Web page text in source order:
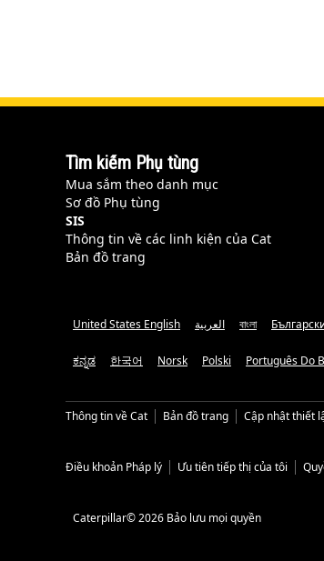
Tìm kiếm Phụ tùng
Mua sắm theo danh mục
Sơ đồ Phụ tùng
SIS
Thông tin về các linh kiện của Cat
Bản đồ trang
United States English العربية বাংলা
ಕನ್ನಡ 한국어 Norsk Polski Português Do
Thông tin về Cat Bản đồ trang Cập nhật thiết
Điều khoản Pháp lý Ưu tiên tiếp thị của tôi
Caterpillar© 2026 Bảo lưu mọi quyền